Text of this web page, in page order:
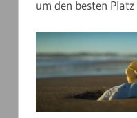
um den besten